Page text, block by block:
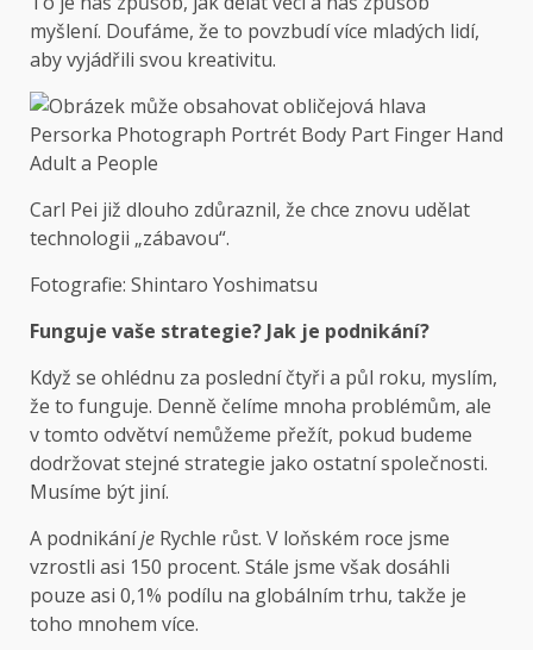
myšlení. Doufáme, že to povzbudí více mladých lidí,
aby vyjádřili svou kreativitu.
Carl Pei již dlouho zdůraznil, že chce znovu udělat
technologii „zábavou“.
Fotografie: Shintaro Yoshimatsu
Funguje vaše strategie? Jak je podnikání?
Když se ohlédnu za poslední čtyři a půl roku, myslím,
že to funguje. Denně čelíme mnoha problémům, ale
v tomto odvětví nemůžeme přežít, pokud budeme
dodržovat stejné strategie jako ostatní společnosti.
Musíme být jiní.
A podnikáníje Rychle růst. V loňském roce jsme
vzrostli asi 150 procent. Stále jsme však dosáhli
pouze asi 0,1% podílu na globálním trhu, takže je
toho mnohem více.